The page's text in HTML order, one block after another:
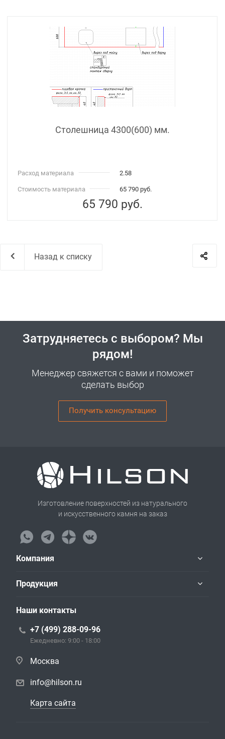
Столешница 4300(600) мм.
Расход материала 2.58
Стоимость материала 65 790 руб.
65 790 руб.
Назад к списку
Затрудняетесь с выбором? Мы
рядом!
Менеджер свяжется с вами и поможет
сделать выбор
Получить консультацию
Изготовление поверхностей из натурального
и искусственного камня на заказ
Компания
Продукция
Наши контакты
+7 (499) 288-09-96
Ежедневно: 9:00 - 18:00
Москва
info@hilson.ru
Карта сайта